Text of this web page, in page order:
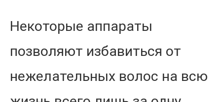
Некоторые аппараты
позволяют избавиться от
нежелательных волос на всю